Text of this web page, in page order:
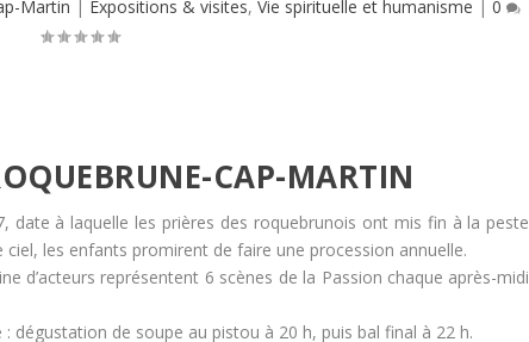
Martin | Expositions & visites,Vie spirituelle et humanisme |0
CAP-MARTIN
date à laquelle les prières des roquebrunois ont mis fin à la peste
les enfants promirent de faire une procession annuelle.
d’acteurs représentent 6 scènes de la Passion chaque après-midi
dégustation de soupe au pistou à 20 h, puis bal final à 22 h.